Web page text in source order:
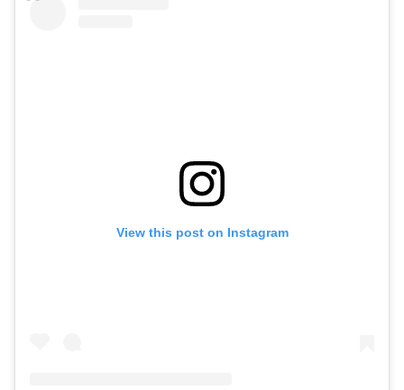
View this post on Instagram